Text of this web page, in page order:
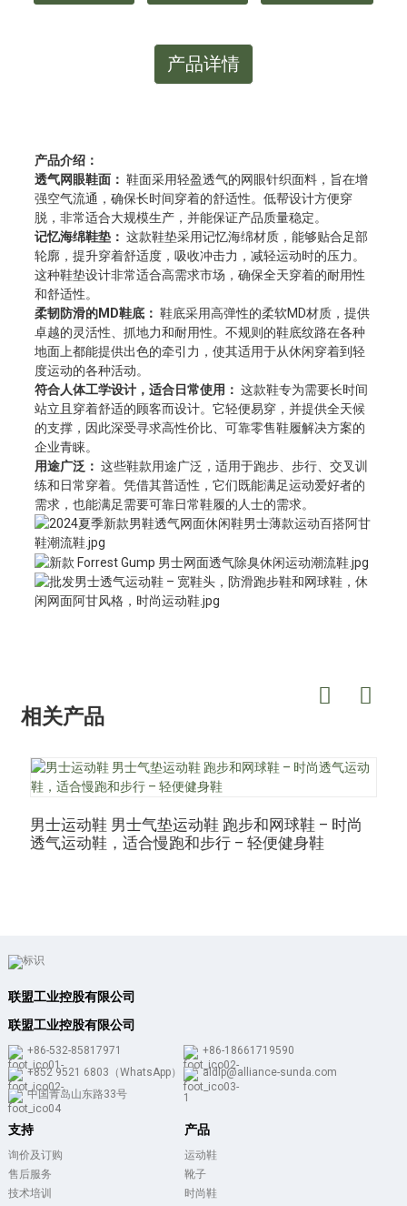
产品详情
产品介绍：
透气网眼鞋面： 鞋面采用轻盈透气的网眼针织面料，旨在增
强空气流通，确保长时间穿着的舒适性。低帮设计方便穿
脱，非常适合大规模生产，并能保证产品质量稳定。
记忆海绵鞋垫： 这款鞋垫采用记忆海绵材质，能够贴合足部
轮廓，提升穿着舒适度，吸收冲击力，减轻运动时的压力。
这种鞋垫设计非常适合高需求市场，确保全天穿着的耐用性
和舒适性。
柔韧防滑的MD鞋底： 鞋底采用高弹性的柔软MD材质，提供
卓越的灵活性、抓地力和耐用性。不规则的鞋底纹路在各种
地面上都能提供出色的牵引力，使其适用于从休闲穿着到轻
度运动的各种活动。
符合人体工学设计，适合日常使用： 这款鞋专为需要长时间
站立且穿着舒适的顾客而设计。它轻便易穿，并提供全天候
的支撑，因此深受寻求高性价比、可靠零售鞋履解决方案的
企业青睐。
用途广泛： 这些鞋款用途广泛，适用于跑步、步行、交叉训
练和日常穿着。凭借其普适性，它们既能满足运动爱好者的
需求，也能满足需要可靠日常鞋履的人士的需求。
相关产品
男士运动鞋 男士气垫运动鞋 跑步和网球鞋 – 时尚
透气运动鞋，适合慢跑和步行 – 轻便健身鞋
联盟工业控股有限公司
联盟工业控股有限公司
+86-532-85817971
+86-18661719590
+852 9521 6803（WhatsApp）
aldlp@alliance-sunda.com
中国青岛山东路33号
支持
询价及订购
售后服务
技术培训
产品
运动鞋
靴子
时尚鞋